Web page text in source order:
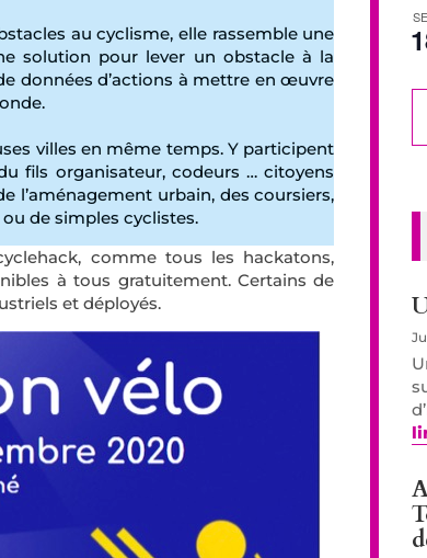
au cyclisme, elle rassemble une
solution pour lever un obstacle à la
données d’actions à mettre en œuvre
villes en même temps. Y participent
fils organisateur, codeurs … citoyens
l’aménagement urbain, des coursiers,
de simples cyclistes.
comme tous les hackatons,
à tous gratuitement. Certains de
et déployés.